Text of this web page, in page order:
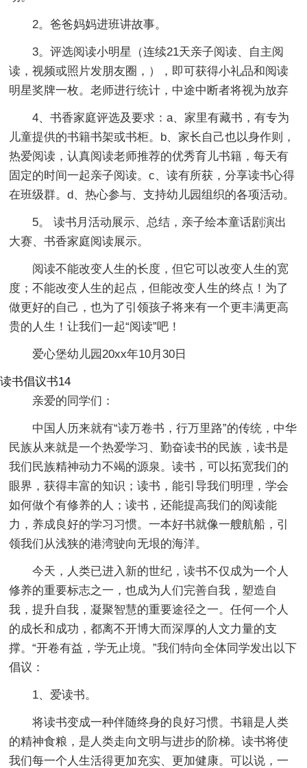
2。爸爸妈妈进班讲故事。
3。评选阅读小明星（连续21天亲子阅读、自主阅
读，视频或照片发朋友圈，），即可获得小礼品和阅读
明星奖牌一枚。老师进行统计，中途中断者将视为放弃
4、书香家庭评选及要求：a、家里有藏书，有专为
儿童提供的书籍书架或书柜。b、家长自己也以身作则，
热爱阅读，认真阅读老师推荐的优秀育儿书籍，每天有
固定的时间一起亲子阅读。c、读有所获，分享读书心得
在班级群。d、热心参与、支持幼儿园组织的各项活动。
5。 读书月活动展示、总结，亲子绘本童话剧演出
大赛、书香家庭阅读展示。
阅读不能改变人生的长度，但它可以改变人生的宽
度；不能改变人生的起点，但能改变人生的终点！为了
做更好的自己，也为了引领孩子将来有一个更丰满更高
贵的人生！让我们一起“阅读”吧！
爱心堡幼儿园20xx年10月30日
读书倡议书14
亲爱的同学们：
中国人历来就有“读万卷书，行万里路”的传统，中华
民族从来就是一个热爱学习、勤奋读书的民族，读书是
我们民族精神动力不竭的源泉。读书，可以拓宽我们的
眼界，获得丰富的知识；读书，能引导我们明理，学会
如何做个有修养的人；读书，还能提高我们的阅读能
力，养成良好的学习习惯。一本好书就像一艘航船，引
领我们从浅狭的港湾驶向无垠的海洋。
今天，人类已进入新的世纪，读书不仅成为一个人
修养的重要标志之一，也成为人们完善自我，塑造自
我，提升自我，凝聚智慧的重要途径之一。任何一个人
的成长和成功，都离不开博大而深厚的人文力量的支
撑。“开卷有益，学无止境。”我们特向全体同学发出以下
倡议：
1、爱读书。
将读书变成一种伴随终身的良好习惯。书籍是人类
的精神食粮，是人类走向文明与进步的阶梯。读书将使
我们每一个人生活得更加充实、更加健康。可以说，一